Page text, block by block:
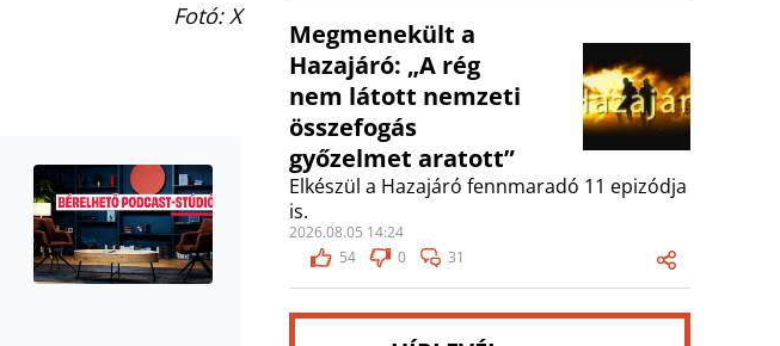
Fotó: X
Megmenekült a
Hazajáró: „A rég
nem látott nemzeti
összefogás
győzelmet aratott”
Elkészül a Hazajáró fennmaradó 11 epizódja
is.
2026.08.05 14:24
54
0 31